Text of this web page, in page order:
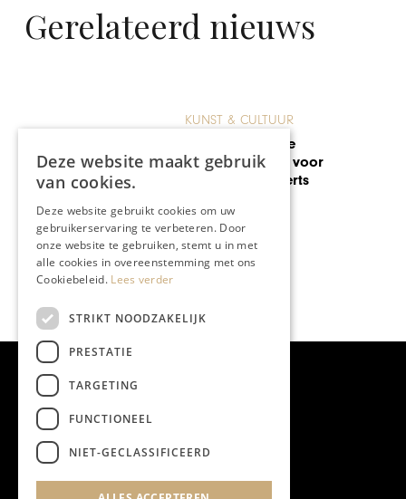
Gerelateerd nieuws
REIZEN
Hotel Maison Maastricht,
gastvrijheid in historisch
kader met eigentijdse luxe
Deze website maakt gebruik
van cookies.
Deze website gebruikt cookies om uw
gebruikerservaring te verbeteren. Door
onze website te gebruiken, stemt u in met
alle cookies in overeenstemming met ons
Cookiebeleid. Lees verder
STRIKT NOODZAKELIJK
PRESTATIE
TARGETING
FUNCTIONEEL
NIET-GECLASSIFICEERD